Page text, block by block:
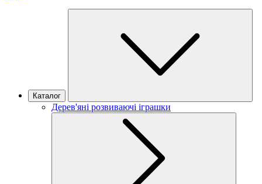
Каталог
Дерев'яні розвиваючі іграшки